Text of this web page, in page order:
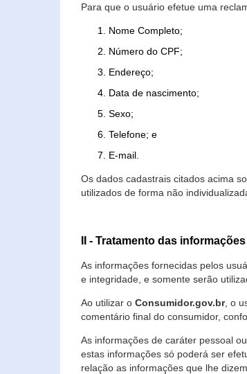
Para que o usuário efetue uma
Nome Completo;
Número do CPF;
Endereço;
Data de nascimento;
Sexo;
Telefone; e
E-mail.
Os dados cadastrais citados acima
utilizados de forma não
II - Tratamento das informações
As informações fornecidas pelos
e integridade, e somente serão
Ao utilizar o Consumidor.gov.br, o
comentário final do consumidor,
As informações de caráter pessoal
estas informações só poderá ser
relação as informações que lhe